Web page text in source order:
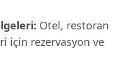
Otel, restoran
için rezervasyon ve